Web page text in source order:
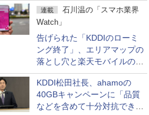
連載
石川温の「スマホ業界
Watch」
告げられた「KDDIのローミ
ング終了」、エリアマップの
落とし穴と楽天モバイルの課
題
KDDI松田社長、ahamoの
40GBキャンペーンに「品質
などを含めて十分対抗でき